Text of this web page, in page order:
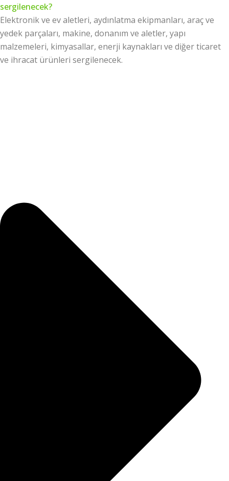
sergilenecek?
Elektronik ve ev aletleri, aydınlatma ekipmanları, araç ve
yedek parçaları, makine, donanım ve aletler, yapı
malzemeleri, kimyasallar, enerji kaynakları ve diğer ticaret
ve ihracat ürünleri sergilenecek.